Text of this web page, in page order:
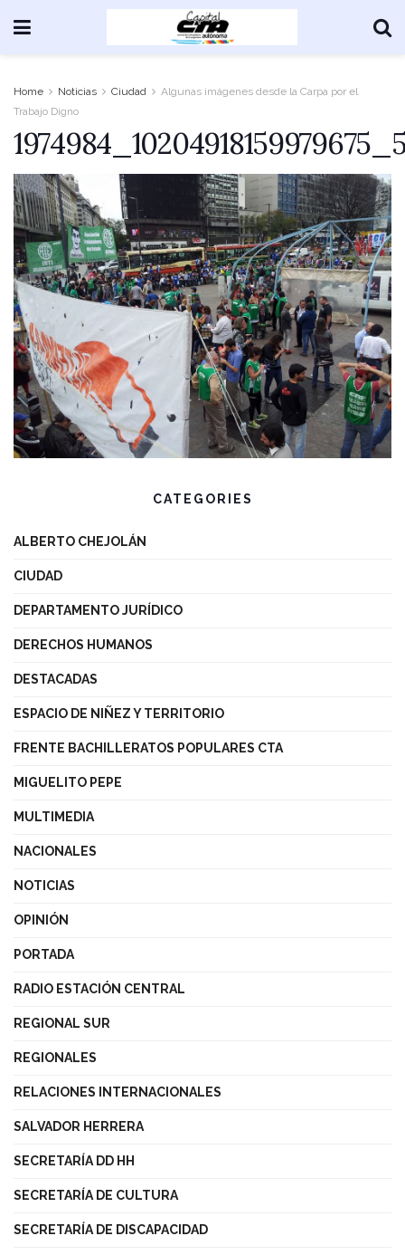
Home Noticias Ciudad
Algunas imágenes desde la Carpa por el
Trabajo Digno
CATEGORIES
ALBERTO CHEJOLÁN
CIUDAD
DEPARTAMENTO JURÍDICO
DERECHOS HUMANOS
DESTACADAS
ESPACIO DE NIÑEZ Y TERRITORIO
FRENTE BACHILLERATOS POPULARES CTA
MIGUELITO PEPE
MULTIMEDIA
NACIONALES
NOTICIAS
OPINIÓN
PORTADA
RADIO ESTACIÓN CENTRAL
REGIONAL SUR
REGIONALES
RELACIONES INTERNACIONALES
SALVADOR HERRERA
SECRETARÍA DD HH
SECRETARÍA DE CULTURA
SECRETARÍA DE DISCAPACIDAD